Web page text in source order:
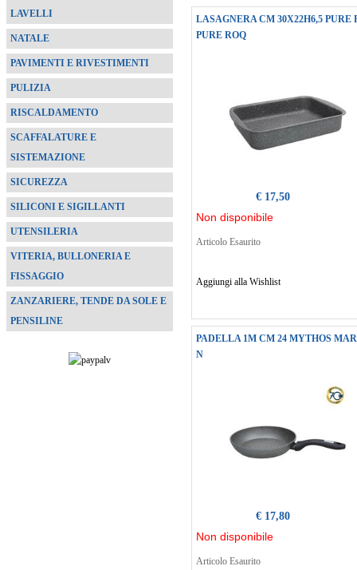
LAVELLI
NATALE
PAVIMENTI E RIVESTIMENTI
PULIZIA
RISCALDAMENTO
SCAFFALATURE E
SISTEMAZIONE
SICUREZZA
SILICONI E SIGILLANTI
UTENSILERIA
VITERIA, BULLONERIA E
FISSAGGIO
ZANZARIERE, TENDE DA SOLE E
PENSILINE
LASAGNERA CM 30X22H6,5 PURE
PURE ROQ
€ 17,50
Non disponibile
Articolo Esaurito
Aggiungi alla Wishlist
PADELLA 1M CM 24 MYTHOS
N
€ 17,80
Non disponibile
Articolo Esaurito